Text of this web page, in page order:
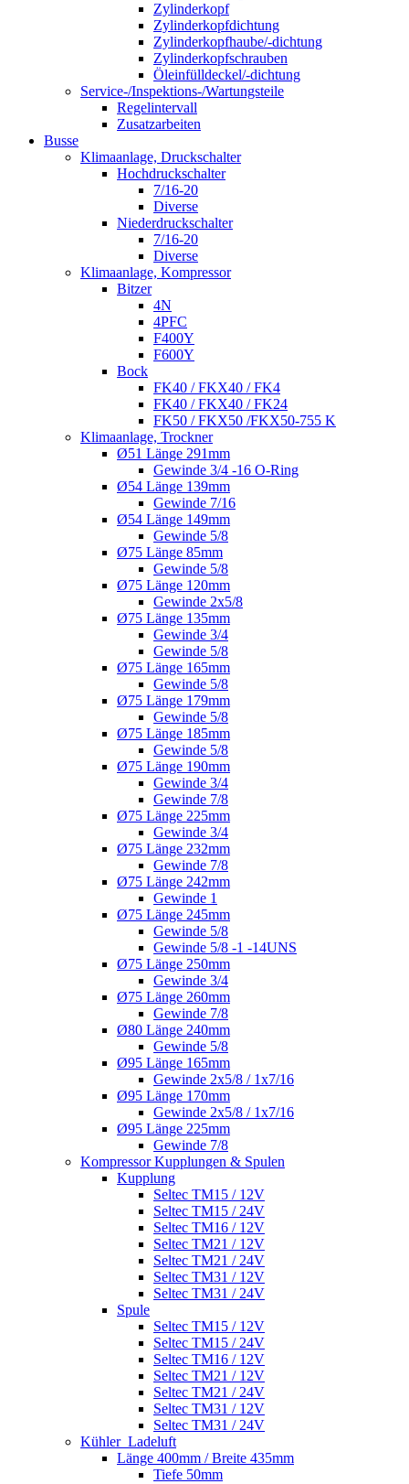
Zylinderkopf
Zylinderkopfdichtung
Zylinderkopfhaube/-dichtung
Zylinderkopfschrauben
Öleinfülldeckel/-dichtung
Service-/Inspektions-/Wartungsteile
Regelintervall
Zusatzarbeiten
Busse
Klimaanlage, Druckschalter
Hochdruckschalter
7/16-20
Diverse
Niederdruckschalter
7/16-20
Diverse
Klimaanlage, Kompressor
Bitzer
4N
4PFC
F400Y
F600Y
Bock
FK40 / FKX40 / FK4
FK40 / FKX40 / FK24
FK50 / FKX50 /FKX50-755 K
Klimaanlage, Trockner
Ø51 Länge 291mm
Gewinde 3/4 -16 O-Ring
Ø54 Länge 139mm
Gewinde 7/16
Ø54 Länge 149mm
Gewinde 5/8
Ø75 Länge 85mm
Gewinde 5/8
Ø75 Länge 120mm
Gewinde 2x5/8
Ø75 Länge 135mm
Gewinde 3/4
Gewinde 5/8
Ø75 Länge 165mm
Gewinde 5/8
Ø75 Länge 179mm
Gewinde 5/8
Ø75 Länge 185mm
Gewinde 5/8
Ø75 Länge 190mm
Gewinde 3/4
Gewinde 7/8
Ø75 Länge 225mm
Gewinde 3/4
Ø75 Länge 232mm
Gewinde 7/8
Ø75 Länge 242mm
Gewinde 1
Ø75 Länge 245mm
Gewinde 5/8
Gewinde 5/8 -1 -14UNS
Ø75 Länge 250mm
Gewinde 3/4
Ø75 Länge 260mm
Gewinde 7/8
Ø80 Länge 240mm
Gewinde 5/8
Ø95 Länge 165mm
Gewinde 2x5/8 / 1x7/16
Ø95 Länge 170mm
Gewinde 2x5/8 / 1x7/16
Ø95 Länge 225mm
Gewinde 7/8
Kompressor Kupplungen & Spulen
Kupplung
Seltec TM15 / 12V
Seltec TM15 / 24V
Seltec TM16 / 12V
Seltec TM21 / 12V
Seltec TM21 / 24V
Seltec TM31 / 12V
Seltec TM31 / 24V
Spule
Seltec TM15 / 12V
Seltec TM15 / 24V
Seltec TM16 / 12V
Seltec TM21 / 12V
Seltec TM21 / 24V
Seltec TM31 / 12V
Seltec TM31 / 24V
Kühler_Ladeluft
Länge 400mm / Breite 435mm
Tiefe 50mm